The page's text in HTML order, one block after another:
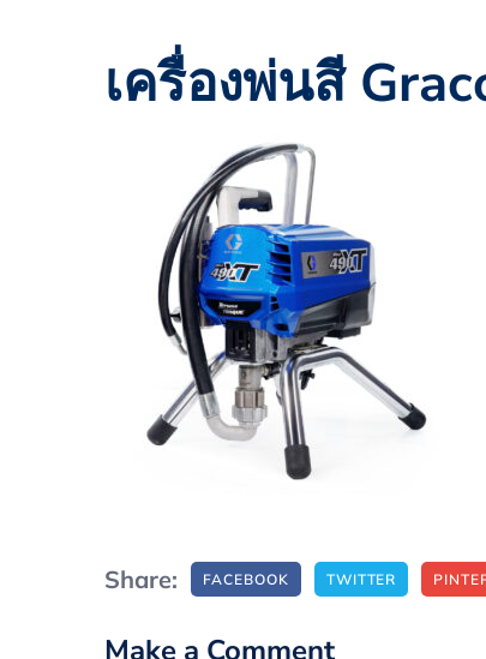
เครื่องพ่นสี
Share: FACEBOOK TWITTER
Make a Comment